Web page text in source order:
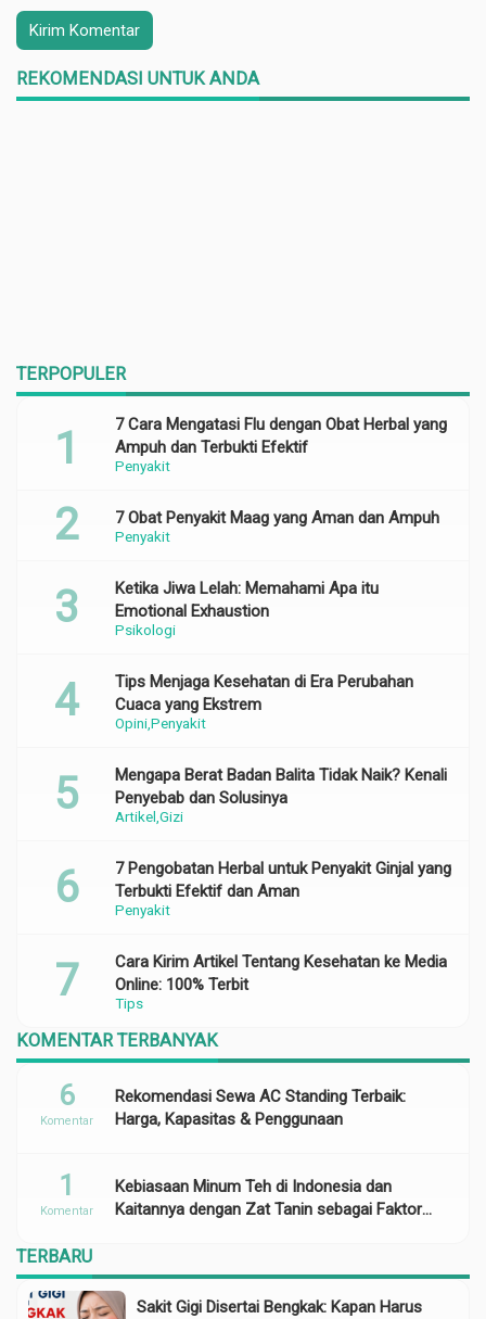
REKOMENDASI UNTUK ANDA
TERPOPULER
Penyakit
7 Cara Mengatasi Flu dengan Obat Herbal yang
Ampuh dan Terbukti Efektif
Penyakit
7 Obat Penyakit Maag yang Aman dan Ampuh
Psikologi
Ketika Jiwa Lelah: Memahami Apa itu
Emotional Exhaustion
OpiniPenyakit
Tips Menjaga Kesehatan di Era Perubahan
Cuaca yang Ekstrem
Artikel Gizi
Mengapa Berat Badan Balita Tidak Naik? Kenali
Penyebab dan Solusinya
Penyakit
7 Pengobatan Herbal untuk Penyakit Ginjal yang
Terbukti Efektif dan Aman
Tips
Cara Kirim Artikel Tentang Kesehatan ke Media
Online: 100% Terbit
KOMENTAR TERBANYAK
Rekomendasi Sewa AC Standing Terbaik:
Harga, Kapasitas & Penggunaan
6
Komentar
Kebiasaan Minum Teh di Indonesia dan
Kaitannya dengan Zat Tanin sebagai Faktor
1
Komentar
TERBARU
Sakit Gigi Disertai Bengkak: Kapan Harus